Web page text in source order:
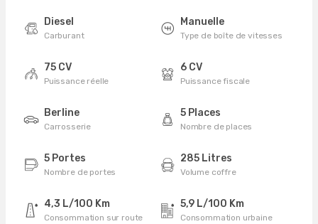
Diesel
Carburant
Manuelle
Type de boîte de vitesses
75 CV
Puissance réelle
6 CV
Puissance fiscale
Berline
Carrosserie
5 Places
Nombre de places
5 Portes
Nombre de portes
285 Litres
Volume coffre
4,3 L/100 Km
Consommation sur route
5,9 L/100 Km
Consommation urbaine